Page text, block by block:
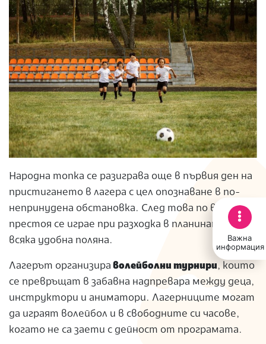
Важна
информация
Народна топка се разиграва още в първия ден на
пристигането в лагера с цел опознаване в по-
непринудена обстановка. След това по време на
престоя се играе при разходка в планината на
всяка удобна поляна.
Лагерът организира волейболни турнири, които
се превръщат в забавна надпревара между деца,
инструктори и аниматори. Лагерниците могат
да играят волейбол и в свободните си часове,
когато не са заети с дейност от програмата.